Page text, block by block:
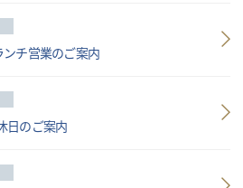
ンチ営業のご案内
日のご案内